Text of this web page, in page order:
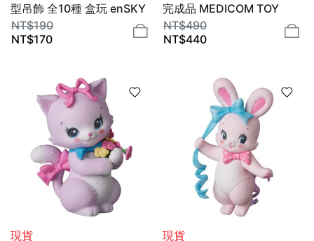
型吊飾 全10種 盒玩 enSKY
NT$190
NT$170
完成品 MEDICOM TOY
NT$490
NT$440
現貨 現貨